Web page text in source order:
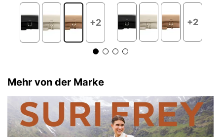
+2 +2
Mehr von der Marke